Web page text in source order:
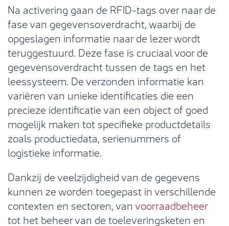
Na activering gaan de RFID-tags over naar de
fase van gegevensoverdracht, waarbij de
opgeslagen informatie naar de lezer wordt
teruggestuurd. Deze fase is cruciaal voor de
gegevensoverdracht tussen de tags en het
leessysteem. De verzonden informatie kan
variëren van unieke identificaties die een
precieze identificatie van een object of goed
mogelijk maken tot specifieke productdetails
zoals productiedata, serienummers of
logistieke informatie.
Dankzij de veelzijdigheid van de gegevens
kunnen ze worden toegepast in verschillende
contexten en sectoren, vanvoorraadbeheer
tot het beheer van de toeleveringsketen en